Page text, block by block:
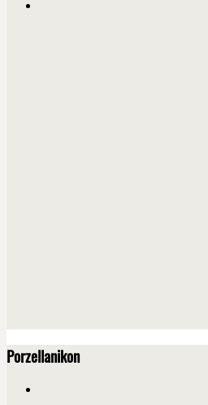
Porzellanikon